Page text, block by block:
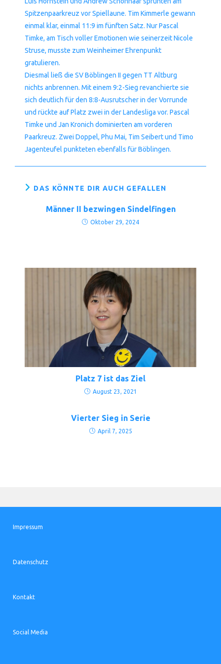
Spitzenpaarkreuz vor Spiellaune. Tim Kimmerle gewann
einmal klar, einmal 11:9 im fünften Satz. Nur Pascal
Timke, am Tisch voller Emotionen wie seinerzeit Nicole
Struse, musste zum Weinheimer Ehrenpunkt
gratulieren.
Diesmal ließ die SV Böblingen II gegen TT Altburg
nichts anbrennen. Mit einem 9:2-Sieg revanchierte sie
sich deutlich für den 8:8-Ausrutscher in der Vorrunde
und rückte auf Platz zwei in der Landesliga vor. Pascal
Timke und Jan Kronich dominierten am vorderen
Paarkreuz. Zwei Doppel, Phu Mai, Tim Seibert und Timo
Jagenteufel punkteten ebenfalls für Böblingen.
DAS KÖNNTE DIR AUCH GEFALLEN
Männer II bezwingen Sindelfingen
Oktober 29, 2024
Platz 7 ist das Ziel
August 23, 2021
Vierter Sieg in Serie
April 7, 2025
Impressum
Datenschutz
Kontakt
Social Media